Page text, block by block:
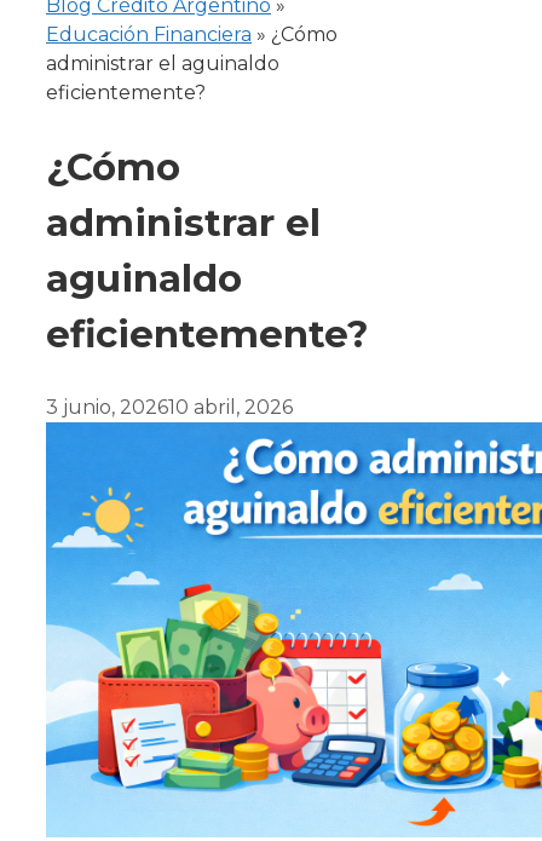
Blog Crédito Argentino »
Educación Financiera » ¿Cómo
administrar el aguinaldo
eficientemente?
¿Cómo
administrar el
aguinaldo
eficientemente?
3 junio, 202610 abril, 2026